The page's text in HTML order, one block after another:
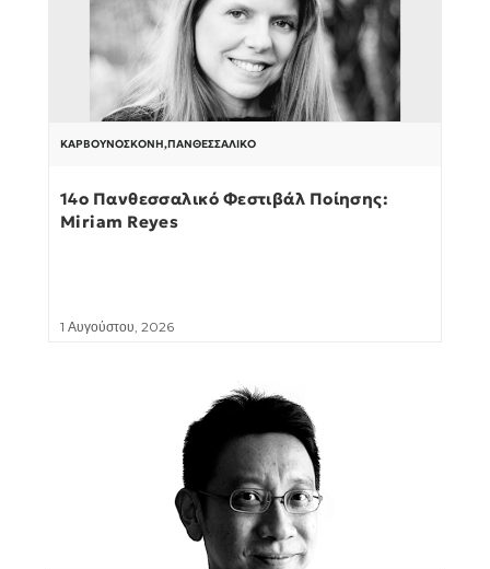
ΚΑΡΒΟΥΝΌΣΚΟΝΗ,ΠΑΝΘΕΣΣΑΛΙΚΌ
14ο Πανθεσσαλικό Φεστιβάλ Ποίησης:
Miriam Reyes
1 Αυγούστου, 2026